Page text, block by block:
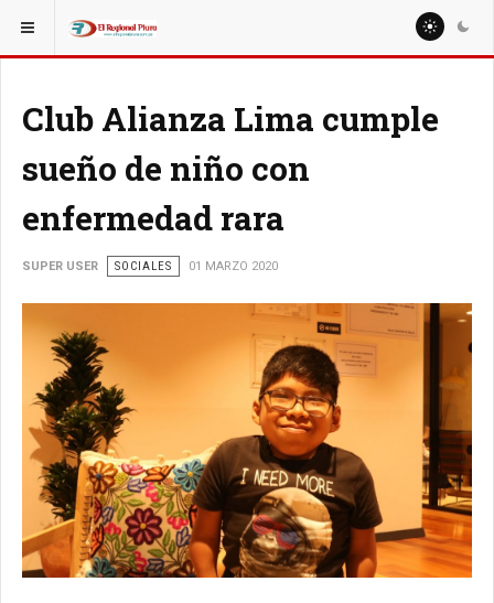
ESTÁ AQUÍ: MISCELANEAS
Club Alianza Lima cumple
sueño de niño con
enfermedad rara
SUPER USER SOCIALES 01 MARZO 2020